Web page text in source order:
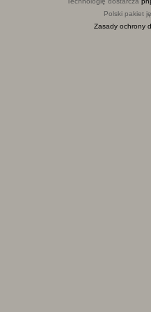
Polski pakiet
Zasady ochrony